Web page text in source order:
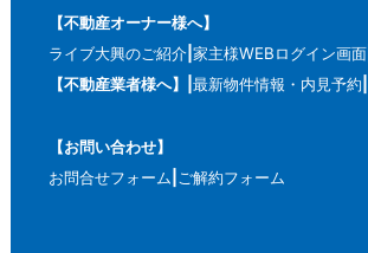
【不動産オーナー様へ】
ライブ大興のご紹介 家主様WEBログイン画面
【不動産業者様へ】
最新物件情報・内見予約
【お問い合わせ】
お問合せフォーム ご解約フォーム